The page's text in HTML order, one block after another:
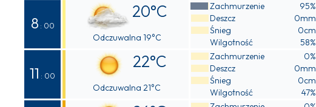
8 : 00
20°C
Odczuwalna 19°C
Zachmurzenie
95%
Deszcz
0mm
Śnieg
0cm
Wilgotność
58%
11 : 00
22°C
Odczuwalna 21°C
Zachmurzenie
0%
Deszcz
0mm
Śnieg
0cm
Wilgotność
47%